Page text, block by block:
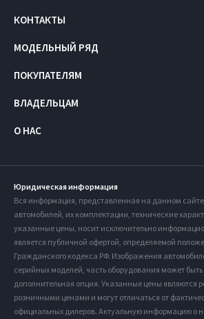
КОНТАКТЫ
МОДЕЛЬНЫЙ РЯД
ПОКУПАТЕЛЯМ
ВЛАДЕЛЬЦАМ
О НАС
Юридическая информация
Вся информация, представленная на данном
автомобилей, их комплектации, технические
указанные цены, носит исключительно
является публичной офертой, определяемой
Гражданского кодекса РФ. Изображения
серийных моделей, часть оборудования может быть
дополнительная опция. Указанные цены являются
розничными ценами и могут отличаться от
официальных дилеров. Актуальную информацию о